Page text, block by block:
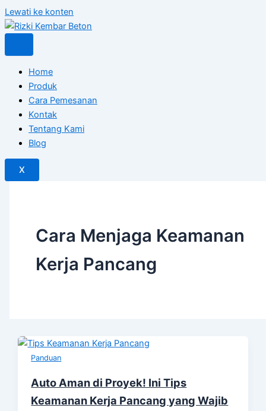
Lewati ke konten
Home
Produk
Cara Pemesanan
Kontak
Tentang Kami
Blog
X
Cara Menjaga Keamanan
Kerja Pancang
Panduan
Auto Aman di Proyek! Ini Tips
Keamanan Kerja Pancang yang Wajib